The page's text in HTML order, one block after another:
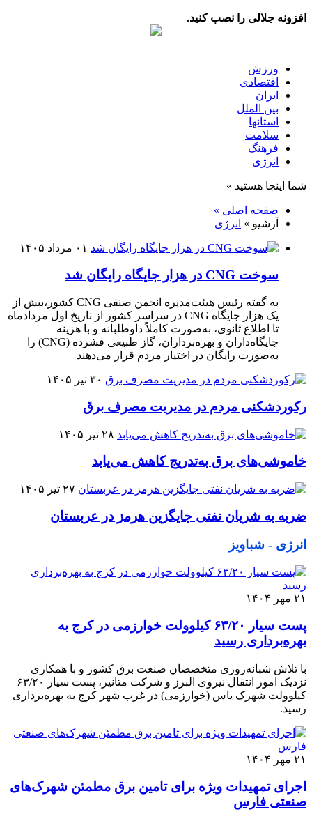
افزونه جلالی را نصب کنید.
ورزش
اقتصادی
ایران
بین الملل
استانها
سلامت
فرهنگ
انرژی
شما اینجا هستید »
صفحه اصلی »
آرشیو » انرژی
۰۱ مرداد ۱۴۰۵
سوخت CNG در هزار جایگاه رایگان شد
به گفته رئیس هیئت‌مدیره انجمن صنفی CNG کشور،بیش از
یک هزار جایگاه CNG در سراسر کشور از تاریخ اول مردادماه
تا اطلاع ثانوی، به‌صورت کاملاً داوطلبانه و با هزینه
جایگاه‌داران و بهره‌برداران، گاز طبیعی فشرده (CNG) را
به‌صورت رایگان در اختیار مردم قرار می‌دهند
۳۰ تیر ۱۴۰۵
رکوردشکنی مردم در مدیریت مصرف برق
۲۸ تیر ۱۴۰۵
خاموشی‌های برق به‌تدریج کاهش می‌یابد
۲۷ تیر ۱۴۰۵
ضربه به شریان نفتی جایگزین هرمز در عربستان
انرژی - شباویز
۲۱ مهر ۱۴۰۴
پست سیار ۶۳/۲۰ کیلوولت خوارزمی در کرج به
بهره‌برداری رسید
با تلاش شبانه‌روزی متخصصان صنعت برق کشور و با همکاری
نزدیک امور انتقال نیروی البرز و شرکت متانیر، پست سیار ۶۳/۲۰
کیلوولت شهرک یاس (خوارزمی) در غرب شهر کرج به بهره‌برداری
رسید.
۲۱ مهر ۱۴۰۴
اجرای تمهیدات ویژه برای تامین برق مطمئن شهرک‌های
صنعتی فارس